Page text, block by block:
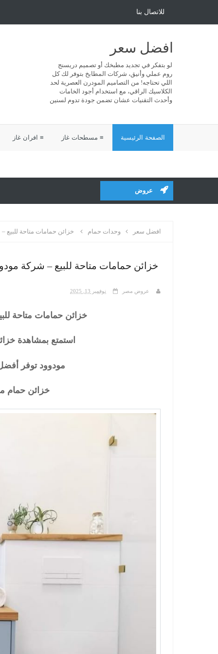
للاتصال بنا
افضل سعر
لو بتفكر في تجديد مطبخك أو تصميم دريسنج
روم عملي وأنيق، شركات المطابخ بتوفر لك كل
اللي تحتاجه! من التصاميم المودرن العصرية لحد
الكلاسيك الراقي، مع استخدام أجود الخامات
وأحدث التقنيات عشان تضمن جودة تدوم لسنين
الصفحة الرئيسية ≡ مسطحات غاز ≡ افران غاز
عروض
افضل سعر وحدات حمام خزائن حمامات متاحة للبيع
خزائن حمامات متاحة للبيع – شركة
عروض مصر نوفمبر 13, 2025
خزائن حمامات متاحة
استمتع بمشاهدة
مودوود توفر
خزائن حمام